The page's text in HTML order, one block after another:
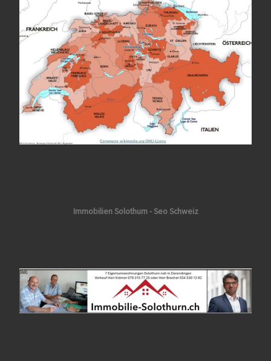
Immobilien Solothurn - Seo Schweiz